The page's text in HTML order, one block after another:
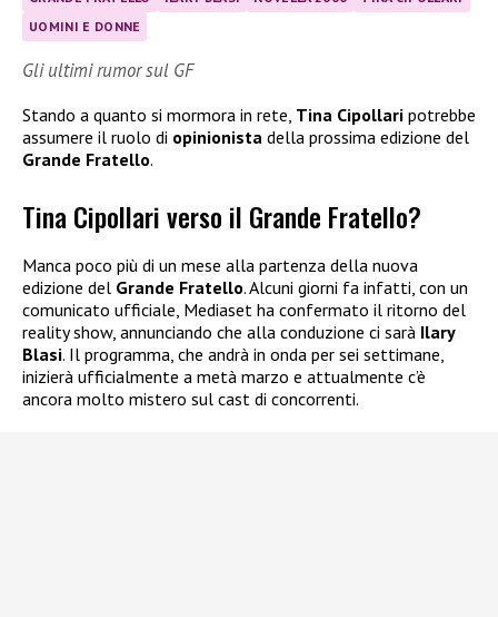
UOMINI E DONNE
Gli ultimi rumor sul GF
Stando a quanto si mormora in rete, Tina Cipollari potrebbe
assumere il ruolo di opinionista della prossima edizione del
Grande Fratello.
Tina Cipollari verso il Grande Fratello?
Manca poco più di un mese alla partenza della nuova
edizione del Grande Fratello. Alcuni giorni fa infatti, con un
comunicato ufficiale, Mediaset ha confermato il ritorno del
reality show, annunciando che alla conduzione ci sarà Ilary
Blasi. Il programma, che andrà in onda per sei settimane,
inizierà ufficialmente a metà marzo e attualmente c’è
ancora molto mistero sul cast di concorrenti.